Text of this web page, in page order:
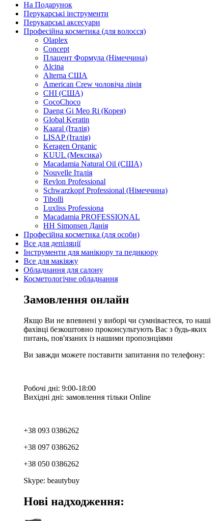
На Подарунок
Перукарські інструменти
Перукарські аксесуари
Професійна косметика (для волосся)
Olaplex
Concept
Плацент Формула (Німеччина)
Alcina
Alterna США
American Crew чоловіча лінія
CHI (США)
CocoChoco
Daeng Gi Meo Ri (Корея)
Global Keratin
Kaaral (Італія)
LISAP (Італія)
Keragen Organic
KUUL (Мексика)
Macadamia Natural Oil (США)
Nouvelle Італія
Revlon Professional
Schwarzkopf Professional (Німеччина)
Tibolli
Luxliss Professiona
Macadamia PROFESSIONAL
HH Simonsen Данія
Професійна косметика (для особи)
Все для депіляції
Інструменти для манікюру та педикюру
Все для макіяжу
Обладнання для салону
Косметологічне обладнання
Замовлення онлайн
Якщо Ви не впевнені у виборі чи сумніваєтеся, то наші
фахівці безкоштовно проконсультують Вас з будь-яких
питань, пов'язаних із нашими пропозиціями
Ви завжди можете поставити запитання по телефону:
Робочі дні: 9:00-18:00
Вихідні дні: замовлення тільки Online
+38 093 0386262
+38 097 0386262
+38 050 0386262
Skype: beautybuy
Нові надходження: